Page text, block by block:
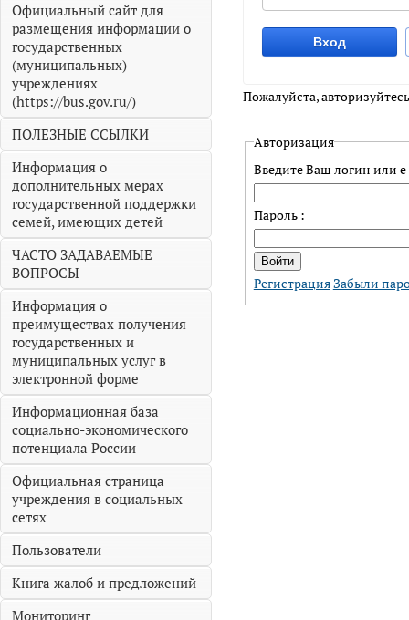
Официальный сайт для
размещения информации о
государственных
(муниципальных)
учреждениях
(https://bus.gov.ru/)
ПОЛЕЗНЫЕ ССЫЛКИ
Информация о
дополнительных мерах
государственной поддержки
семей, имеющих детей
ЧАСТО ЗАДАВАЕМЫЕ
ВОПРОСЫ
Информация о
преимуществах получения
государственных и
муниципальных услуг в
электронной форме
Информационная база
социально-экономического
потенциала России
Официальная страница
учреждения в социальных
сетях
Пользователи
Книга жалоб и предложений
Мониторинг
Вход
Пожалуйста,
Авторизация
Введите Ваш логин или
Пароль :
РегистрацияЗабыли